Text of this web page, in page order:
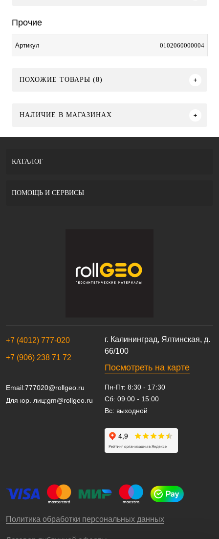
Прочие
Артикул 0102060000004
ПОХОЖИЕ ТОВАРЫ (8)
НАЛИЧИЕ В МАГАЗИНАХ
г. Калининград, Ялтинская, д.
66/100
Посмотреть на карте
+7 (4012) 777-020
+7 (906) 238 71 72
Email:777020@rollgeo.ru
Для юр. лиц:gm@rollgeo.ru
Пн-Пт: 8:30 - 17:30
Сб: 09:00 - 15:00
Вс: выходной
Политика обработки персональных данных
КАТАЛОГ
ПОМОЩЬ И СЕРВИСЫ